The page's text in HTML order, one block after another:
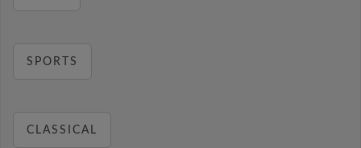
SPORTS
CLASSICAL